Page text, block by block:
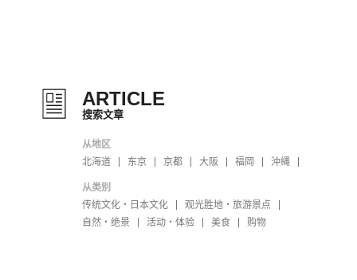
ARTICLE
搜索文章
从地区
北海道
东京 京都 大阪 福岡 沖縄
从类别
传统文化・日本文化
观光胜地・旅游景点
自然・绝景
活动・体验 美食 购物